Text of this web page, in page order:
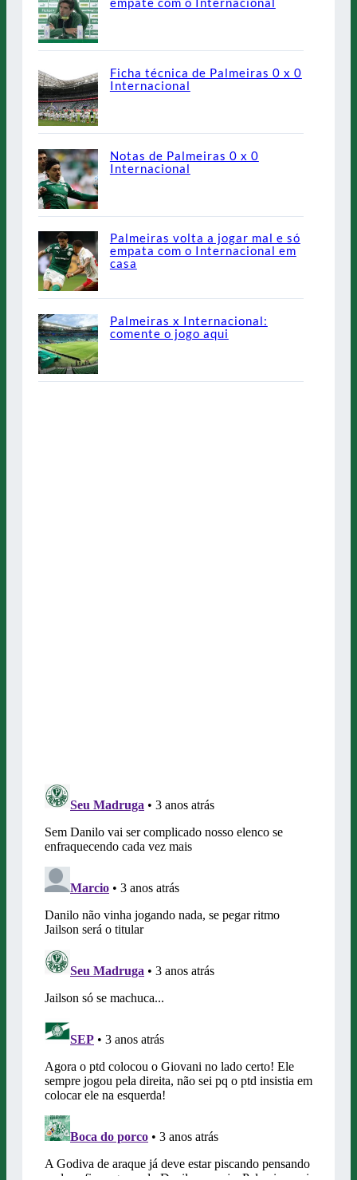
Ficha técnica de Palmeiras 0 x 0
Internacional
Notas de Palmeiras 0 x 0
Internacional
Palmeiras volta a jogar mal e só
empata com o Internacional em
casa
Palmeiras x Internacional:
comente o jogo aqui